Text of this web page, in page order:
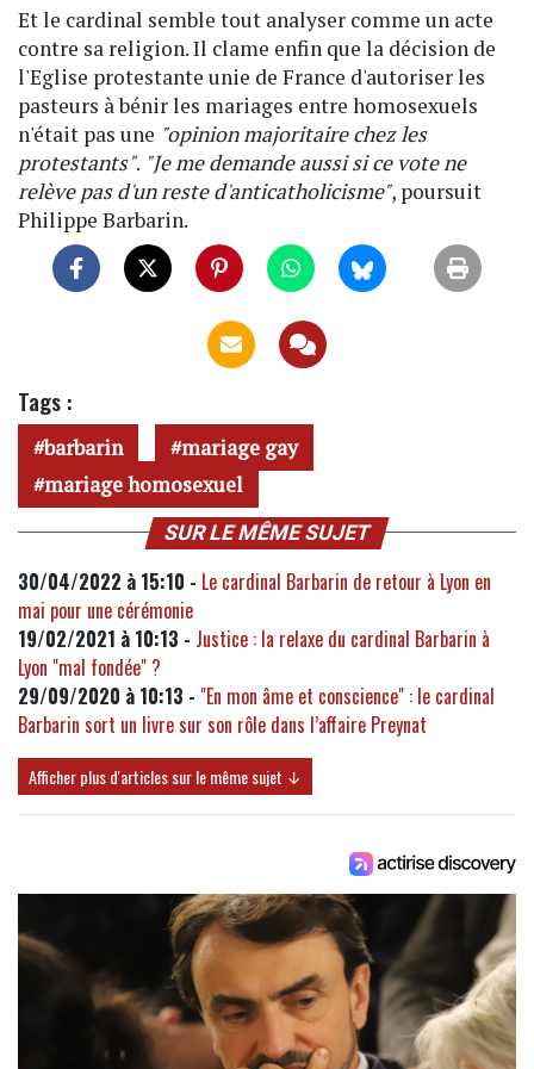
Et le cardinal semble tout analyser comme un acte
contre sa religion. Il clame enfin que la décision de
l'Eglise protestante unie de France d'autoriser les
pasteurs à bénir les mariages entre homosexuels
n'était pas une "opinion majoritaire chez les
protestants". "Je me demande aussi si ce vote ne
relève pas d'un reste d'anticatholicisme", poursuit
Philippe Barbarin.
Tags :
barbarin
mariage gay
mariage homosexuel
SUR LE MÊME SUJET
30/04/2022 à 15:10 - Le cardinal Barbarin de retour à Lyon en
mai pour une cérémonie
19/02/2021 à 10:13 - Justice : la relaxe du cardinal Barbarin à
Lyon "mal fondée" ?
29/09/2020 à 10:13 - "En mon âme et conscience" : le cardinal
Barbarin sort un livre sur son rôle dans l’affaire Preynat
Afficher plus d'articles sur le même sujet ↓